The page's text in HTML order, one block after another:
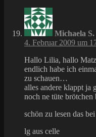
Michaela S.
4. Februar 2009 um
Hallo Lilia, hallo
endlich habe ich
zu schauen…
alles andere klappt
noch ne tüte
schön zu lesen das
lg aus celle